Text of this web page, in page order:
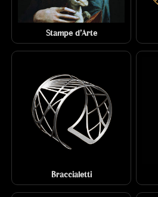
Stampe d'Arte
Braccialetti